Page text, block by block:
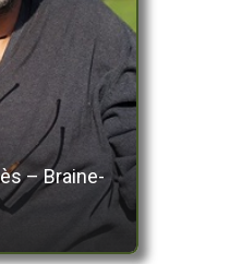
– Braine-